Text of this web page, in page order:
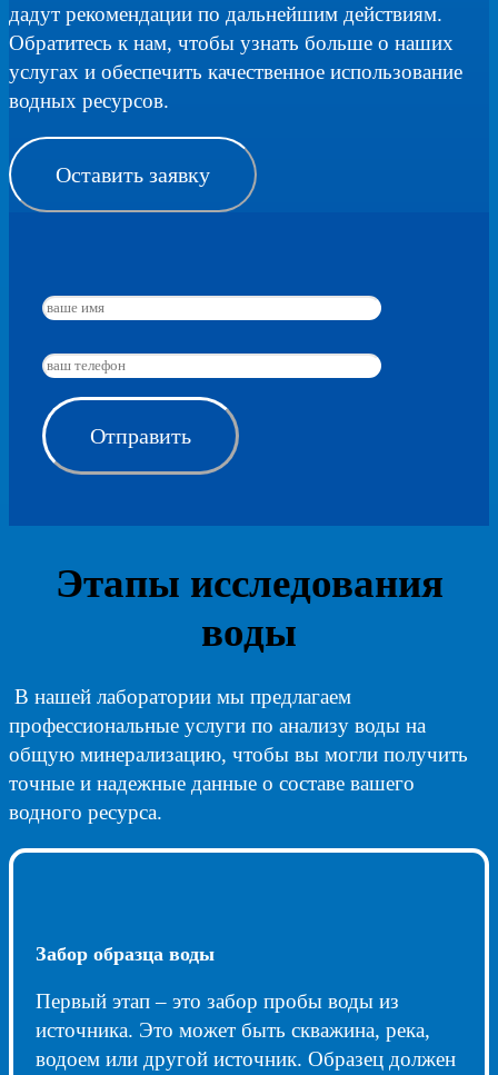
дадут рекомендации по дальнейшим действиям.
Обратитесь к нам, чтобы узнать больше о наших
услугах и обеспечить качественное использование
водных ресурсов.
Оставить заявку
Этапы исследования
воды
В нашей лаборатории мы предлагаем
профессиональные услуги по анализу воды на
общую минерализацию, чтобы вы могли получить
точные и надежные данные о составе вашего
водного ресурса.
Забор образца воды
Первый этап – это забор пробы воды из
источника. Это может быть скважина, река,
водоем или другой источник. Образец должен